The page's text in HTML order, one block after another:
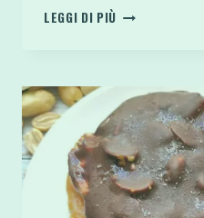
LEGGI DI PIÙ MINI
CIOCCOLATO
SENZA
COTTURA
GLUTINE
LATTOSIO